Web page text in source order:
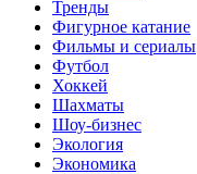
Тренды
Фигурное катание
Фильмы и сериалы
Футбол
Хоккей
Шахматы
Шоу-бизнес
Экология
Экономика